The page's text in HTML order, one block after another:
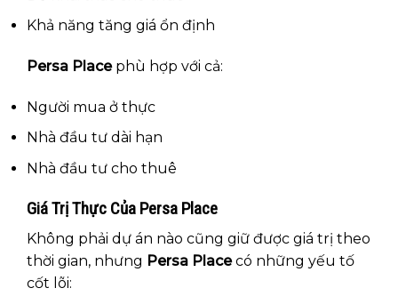
Khả năng tăng giá ổn định
Persa Placephù hợp với cả:
Người mua ở thực
Nhà đầu tư dài hạn
Nhà đầu tư cho thuê
Giá Trị Thực Của Persa Place
Không phải dự án nào cũng giữ được giá trị theo
thời gian, nhưng Persa Placecó những yếu tố
cốt lõi: